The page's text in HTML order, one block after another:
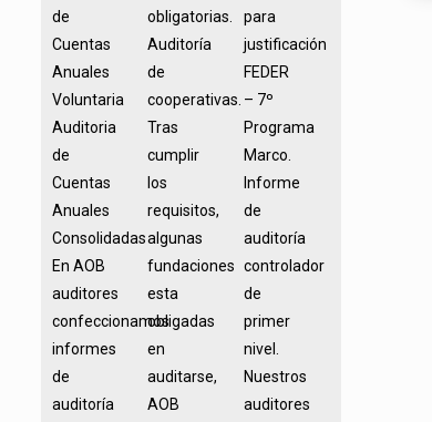
de
Cuentas
Anuales
Voluntaria
Auditoria
de
Cuentas
Anuales
Consolidadas
En AOB
auditores
confeccionamos
informes
de
auditoría
obligatorias.
Auditoría
de
cooperativas.
Tras
cumplir
los
requisitos,
algunas
fundaciones
esta
obligadas
en
auditarse,
AOB
para
justificación
FEDER
– 7º
Programa
Marco.
Informe
de
auditoría
controlador
de
primer
nivel.
Nuestros
auditores